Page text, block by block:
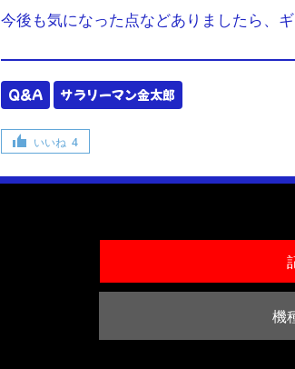
今後も気になった点などありましたら、
Q&A サラリーマン金太郎
いいね 4
機